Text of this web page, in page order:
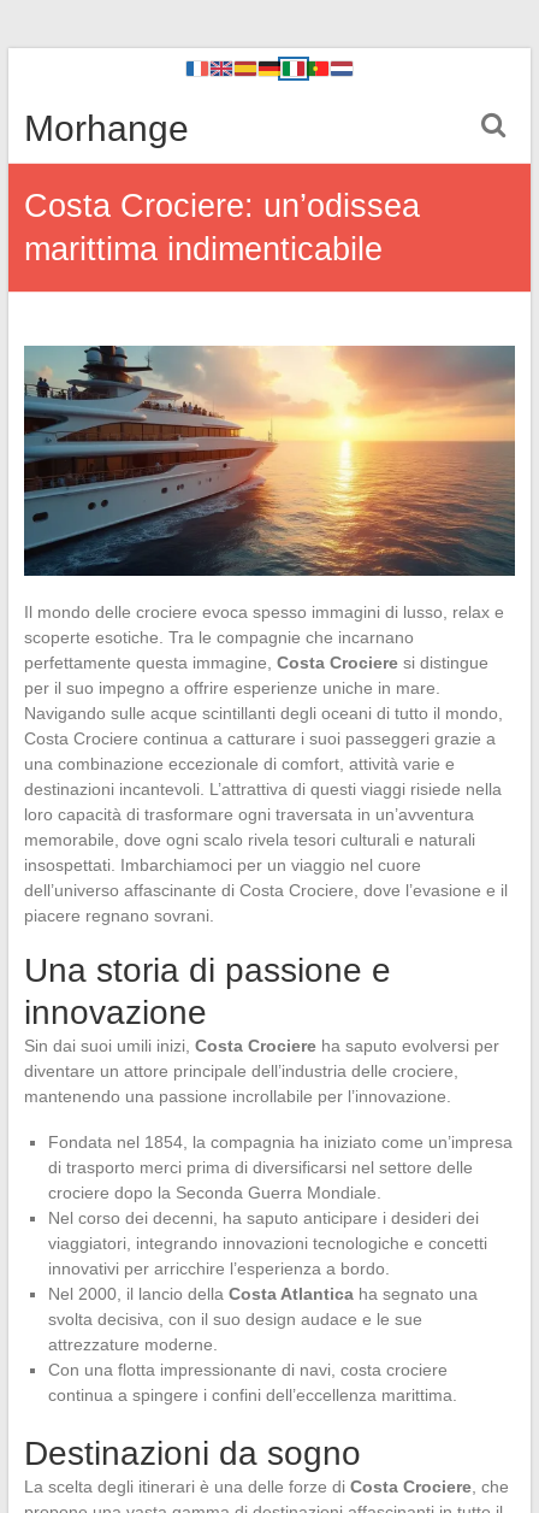
Morhange
Costa Crociere: un’odissea
marittima indimenticabile
Il mondo delle crociere evoca spesso immagini di lusso, relax e
scoperte esotiche. Tra le compagnie che incarnano
perfettamente questa immagine, Costa Crocieresi distingue
per il suo impegno a offrire esperienze uniche in mare.
Navigando sulle acque scintillanti degli oceani di tutto il mondo,
Costa Crociere continua a catturare i suoi passeggeri grazie a
una combinazione eccezionale di comfort, attività varie e
destinazioni incantevoli. L’attrattiva di questi viaggi risiede nella
loro capacità di trasformare ogni traversata in un’avventura
memorabile, dove ogni scalo rivela tesori culturali e naturali
insospettati. Imbarchiamoci per un viaggio nel cuore
dell’universo affascinante di Costa Crociere, dove l’evasione e il
piacere regnano sovrani.
Una storia di passione e
innovazione
Sin dai suoi umili inizi, Costa Crociereha saputo evolversi per
diventare un attore principale dell’industria delle crociere,
mantenendo una passione incrollabile per l’innovazione.
Fondata nel 1854, la compagnia ha iniziato come un’impresa
di trasporto merci prima di diversificarsi nel settore delle
crociere dopo la Seconda Guerra Mondiale.
Nel corso dei decenni, ha saputo anticipare i desideri dei
viaggiatori, integrando innovazioni tecnologiche e concetti
innovativi per arricchire l’esperienza a bordo.
Nel 2000, il lancio della Costa Atlanticaha segnato una
svolta decisiva, con il suo design audace e le sue
attrezzature moderne.
Con una flotta impressionante di navi, costa crociere
continua a spingere i confini dell’eccellenza marittima.
Destinazioni da sogno
La scelta degli itinerari è una delle forze di Costa Crociere, che